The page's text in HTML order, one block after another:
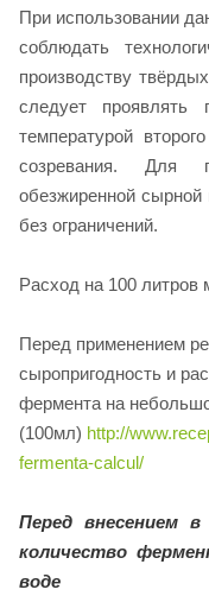
При использовании
соблюдать
производству
следует
температурой
созревания. Для
обезжиренной
без ограничений.
Расход на 100 литров
Перед применением
сыропригодность и
фермента на
(100мл) http://
fermenta-calcul/
Перед внесением
количество
воде